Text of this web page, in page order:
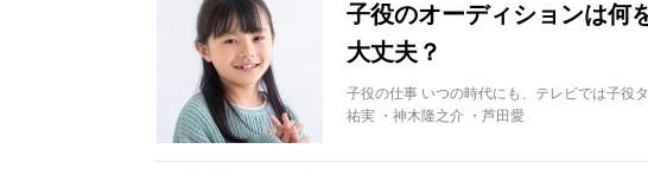
子役のオーディションは何
大丈夫？
子役の仕事 いつの時代にも、テレビでは子役
祐実 ・神木隆之介 ・芦田愛